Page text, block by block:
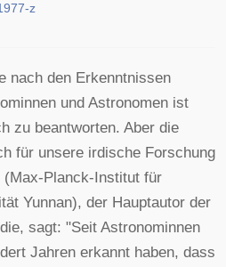
z
nach den Erkenntnissen
und Astronomen ist
zu beantworten. Aber die
für unsere irdische Forschung
Planck-Institut für
Yunnan), der Hauptautor der
sagt: "Seit Astronominnen
Jahren erkannt haben, dass